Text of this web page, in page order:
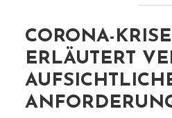
CORONA-
ERLÄUTERT